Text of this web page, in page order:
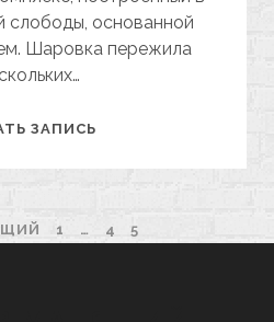
слободы, основанной
Шаровка пережила
ЗАПИСЬ
1 … 4 5